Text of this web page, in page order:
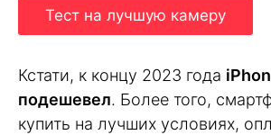
Тест на лучшую камеру
Кстати, к концу 2023 года
подешевел. Более того,
купить на лучших условиях,